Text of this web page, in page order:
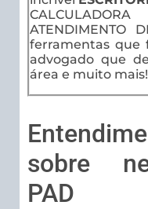
ATENDIMENTO
ferramentas que
advogado que
área e muito mais!
sobre
PAD